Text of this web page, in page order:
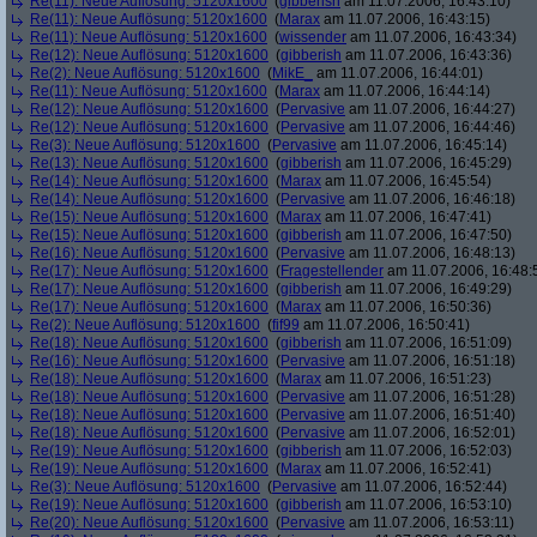
Re(11): Neue Auflösung: 5120x1600 (Marax am 11.07.2006, 16:43:15)
Re(11): Neue Auflösung: 5120x1600 (wissender am 11.07.2006, 16:43:34)
Re(12): Neue Auflösung: 5120x1600 (gibberish am 11.07.2006, 16:43:36)
Re(2): Neue Auflösung: 5120x1600 (MikE_
am 11.07.2006, 16:44:01)
Re(11): Neue Auflösung: 5120x1600 (Marax am 11.07.2006, 16:44:14)
Re(12): Neue Auflösung: 5120x1600 (Pervasive am 11.07.2006, 16:44:27)
Re(12): Neue Auflösung: 5120x1600 (Pervasive am 11.07.2006, 16:44:46)
Re(3): Neue Auflösung: 5120x1600 (Pervasive am 11.07.2006, 16:45:14)
Re(13): Neue Auflösung: 5120x1600 (gibberish am 11.07.2006, 16:45:29)
Re(14): Neue Auflösung: 5120x1600 (Marax am 11.07.2006, 16:45:54)
Re(14): Neue Auflösung: 5120x1600 (Pervasive am 11.07.2006, 16:46:18)
Re(15): Neue Auflösung: 5120x1600 (Marax am 11.07.2006, 16:47:41)
Re(15): Neue Auflösung: 5120x1600 (gibberish am 11.07.2006, 16:47:50)
Re(16): Neue Auflösung: 5120x1600 (Pervasive am 11.07.2006, 16:48:13)
Re(17): Neue Auflösung: 5120x1600 (Fragestellender am 11.07.2006,
Re(17): Neue Auflösung: 5120x1600 (gibberish am 11.07.2006, 16:49:29)
Re(17): Neue Auflösung: 5120x1600 (Marax am 11.07.2006, 16:50:36)
Re(2): Neue Auflösung: 5120x1600 (fif99 am 11.07.2006, 16:50:41)
Re(18): Neue Auflösung: 5120x1600 (gibberish am 11.07.2006, 16:51:09)
Re(16): Neue Auflösung: 5120x1600 (Pervasive am 11.07.2006, 16:51:18)
Re(18): Neue Auflösung: 5120x1600 (Marax am 11.07.2006, 16:51:23)
Re(18): Neue Auflösung: 5120x1600 (Pervasive am 11.07.2006, 16:51:28)
Re(18): Neue Auflösung: 5120x1600 (Pervasive am 11.07.2006, 16:51:40)
Re(18): Neue Auflösung: 5120x1600 (Pervasive am 11.07.2006, 16:52:01)
Re(19): Neue Auflösung: 5120x1600 (gibberish am 11.07.2006, 16:52:03)
Re(19): Neue Auflösung: 5120x1600 (Marax am 11.07.2006, 16:52:41)
Re(3): Neue Auflösung: 5120x1600 (Pervasive am 11.07.2006, 16:52:44)
Re(19): Neue Auflösung: 5120x1600 (gibberish am 11.07.2006, 16:53:10)
Re(20): Neue Auflösung: 5120x1600 (Pervasive am 11.07.2006, 16:53:11)